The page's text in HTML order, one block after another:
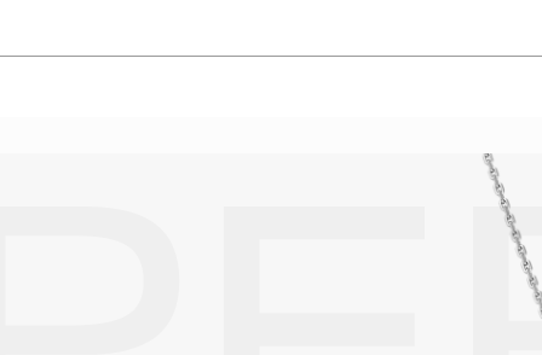
мешочках. Так будет меньше шансов повредить
Особенно беречь от воздействия влаги, необходимо
одного раза в месяц, а также регулярно протирать их